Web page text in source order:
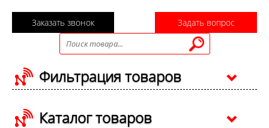
Заказать звонок Задать вопрос
Фильтрация товаров
Каталог товаров